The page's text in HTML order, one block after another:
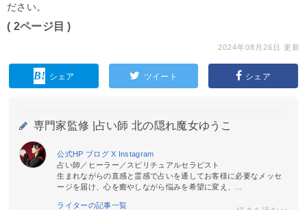
ださい。
( 2ページ目 )
2024年08月26日 更新
シェア ツイート シェア
専門家監修 | 占い師 北の隠れ魔女ゆうこ
公式HP ブログX Instagram
占い師／ヒーラー／スピリチュアルセラピスト
生まれながらの直感と霊感で占いを通してお客様に必要なメッセ
ージを届け、心を癒やしながら悩みを希望に変え、...
ライターの記事一覧